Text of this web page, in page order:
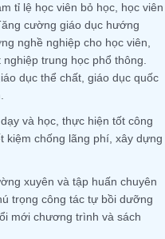
tỉ lệ học viên bỏ học, học viên
cường giáo dục hướng
nghề nghiệp cho học viên,
trung học phổ thông.
dục thể chất, giáo dục quốc
và học, thực hiện tốt công
kiệm chống lãng phí, xây dựng
xuyên và tập huấn chuyên
trọng công tác tự bồi dưỡng
mới chương trình và sách